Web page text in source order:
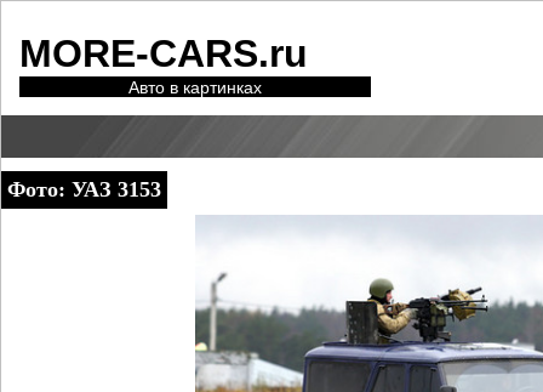
MORE-CARS.ru
Авто в картинках
Фото: УАЗ 3153